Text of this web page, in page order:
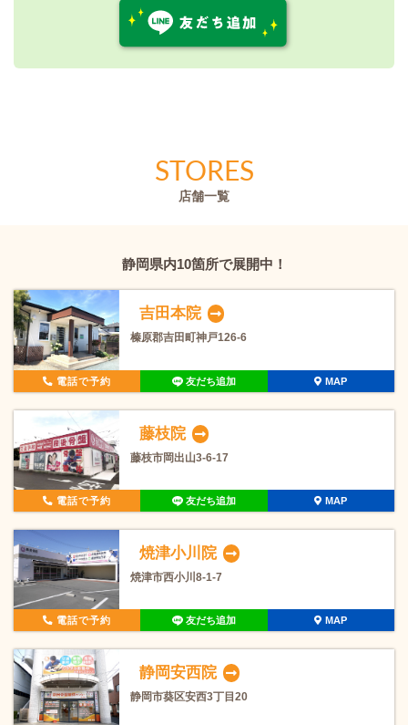
STORES
店舗一覧
静岡県内10箇所で展開中！
吉田本院
榛原郡吉田町神戸126-6
電話で予約 友だち追加 MAP
藤枝院
藤枝市岡出山3-6-17
電話で予約 友だち追加 MAP
焼津小川院
焼津市西小川8-1-7
電話で予約 友だち追加 MAP
静岡安西院
静岡市葵区安西3丁目20